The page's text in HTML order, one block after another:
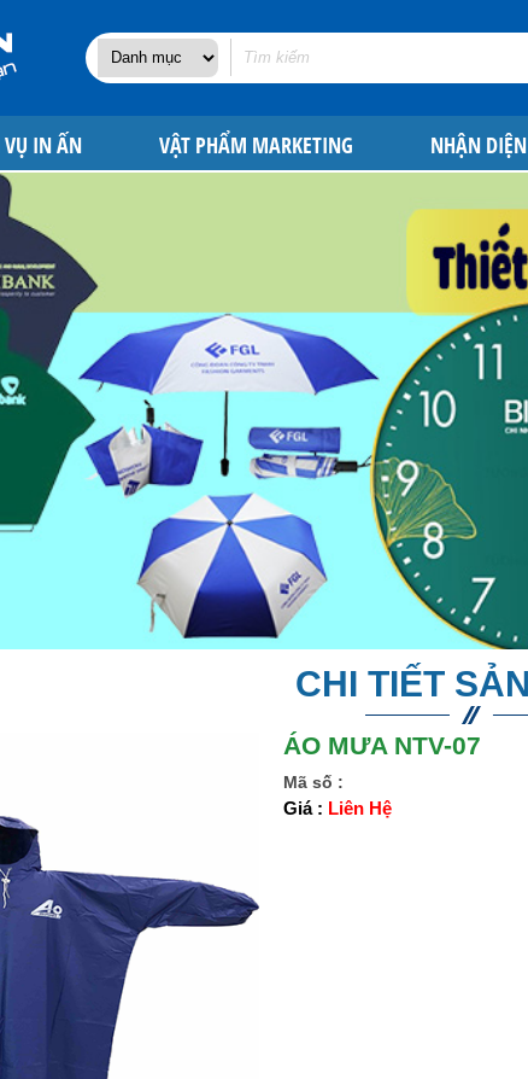
VỤ IN ẤN VẬT PHẨM MARKETING NHẬN
CHI TIẾT
ÁO MƯA NTV-07
Mã số :
Giá : Liên Hệ